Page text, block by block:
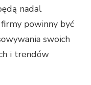
nadal
powinny być
swoich
i trendów